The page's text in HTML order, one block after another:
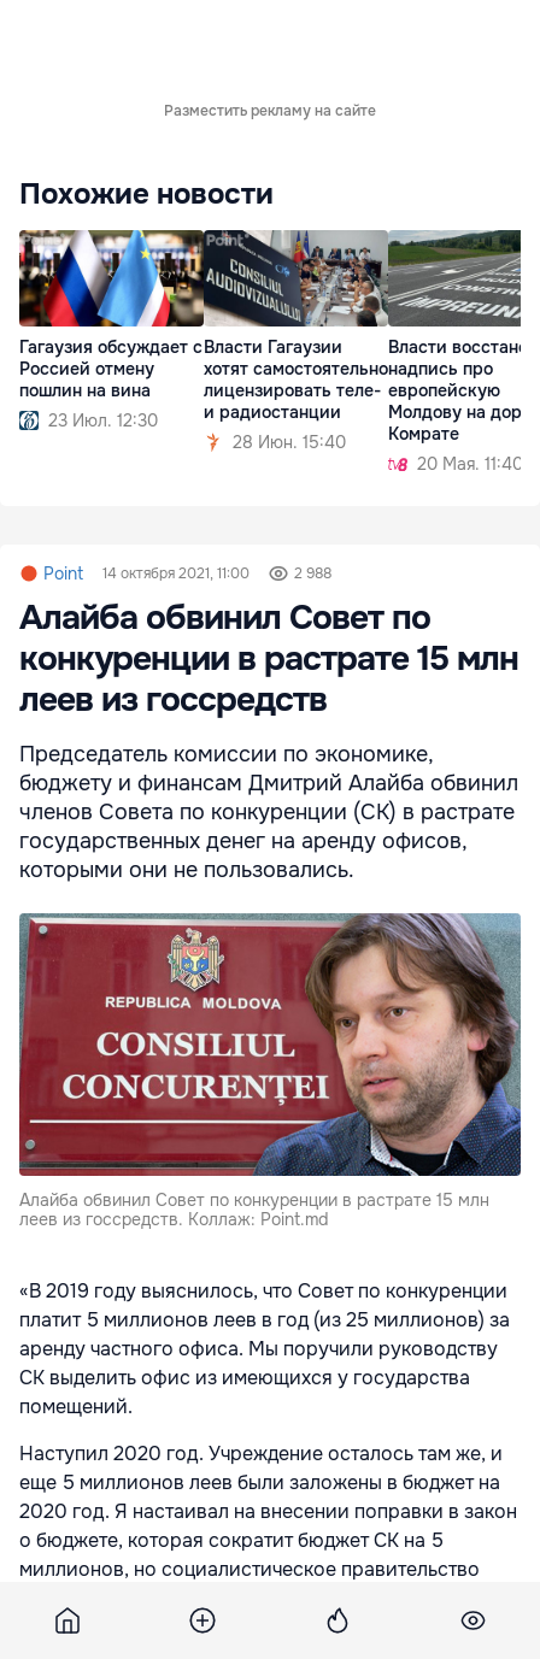
Разместить рекламу на сайте
Похожие новости
Гагаузия обсуждает с
Россией отмену
пошлин на вина
23 Июл. 12:30
Власти Гагаузии
хотят самостоятельно
лицензировать теле-
и радиостанции
28 Июн. 15:40
Власти
надпись про
европейскую
Молдову на
Комрате
20 Мая. 11:40
Point 14 октября 2021, 11:00 2 988
Алайба обвинил Совет по
конкуренции в растрате 15 млн
леев из госсредств
Председатель комиссии по экономике,
бюджету и финансам Дмитрий Алайба обвинил
членов Совета по конкуренции (СК) в растрате
государственных денег на аренду офисов,
которыми они не пользовались.
Алайба обвинил Совет по конкуренции в растрате 15 млн
леев из госсредств. Коллаж: Point.md
«В 2019 году выяснилось, что Совет по конкуренции
платит 5 миллионов леев в год (из 25 миллионов) за
аренду частного офиса. Мы поручили руководству
СК выделить офис из имеющихся у государства
помещений.
Наступил 2020 год. Учреждение осталось там же, и
еще 5 миллионов леев были заложены в бюджет на
2020 год. Я настаивал на внесении поправки в закон
о бюджете, которая сократит бюджет СК на 5
миллионов, но социалистическое правительство
оставались взаперти, работали из дома, а Совет по